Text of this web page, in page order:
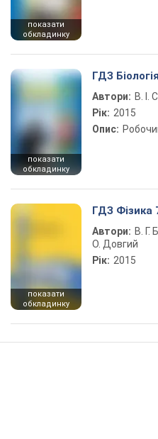
показати
обкладинку
показати
обкладинку
ГДЗ
Автори: В. І.
Рік: 2015
Опис:
показати
обкладинку
ГДЗ Фізика
Автори: В. Г.
О. Довгий
Рік: 2015